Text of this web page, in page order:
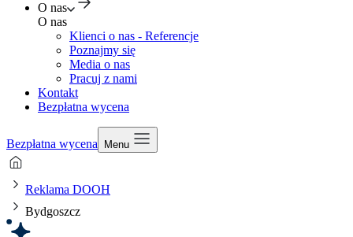
O nas
O nas
Klienci o nas - Referencje
Poznajmy się
Media o nas
Pracuj z nami
Kontakt
Bezpłatna wycena
Bezpłatna wycena Menu
Reklama DOOH
Bydgoszcz